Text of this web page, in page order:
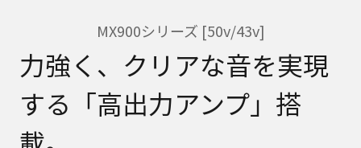
MX900シリーズ [50v/43v]
力強く、クリアな音を実現
する「高出力アンプ」搭